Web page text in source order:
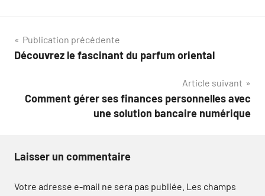
Navigation
de
Publication précédente
Découvrez le fascinant du parfum oriental
Article suivant
Comment gérer ses finances personnelles avec
une solution bancaire numérique
Laisser un commentaire
Votre adresse e-mail ne sera pas publiée. Les champs